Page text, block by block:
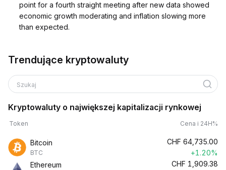
point for a fourth straight meeting after new data showed
economic growth moderating and inflation slowing more
than expected.
Trendujące kryptowaluty
Szukaj
Kryptowaluty o największej kapitalizacji rynkowej
Token Cena i 24H%
Bitcoin
BTC
CHF 64,735.00
+1.20%
Ethereum
CHF 1,909.38